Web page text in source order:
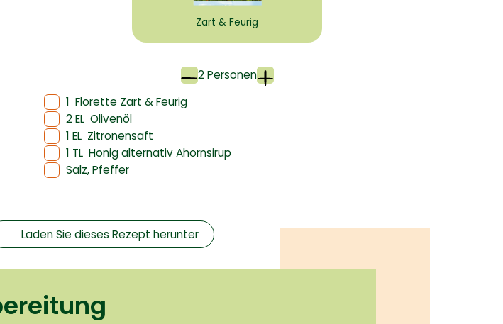
Zart & Feurig
2 Personen
1 Florette Zart & Feurig
2 EL Olivenöl
1 EL Zitronensaft
1 TL Honig alternativ Ahornsirup
Salz, Pfeffer
Laden Sie dieses Rezept herunter